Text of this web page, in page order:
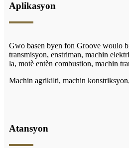
Aplikasyon
Gwo basen byen fon Groove woulo
transmisyon, enstriman, machin
la, motè entèn combustion, machin
Machin agrikilti, machin
Atansyon